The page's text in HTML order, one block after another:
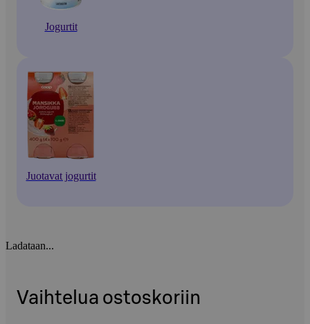
Jogurtit
Juotavat jogurtit
Ladataan...
Vaihtelua ostoskoriin